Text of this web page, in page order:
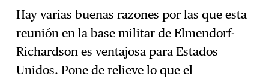
Hay varias buenas razones por las que esta
reunión en la base militar de Elmendorf-
Richardson es ventajosa para Estados
Unidos. Pone de relieve lo que el